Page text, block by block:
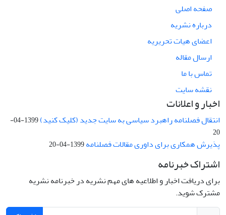
صفحه اصلی
درباره نشریه
اعضای هیات تحریریه
ارسال مقاله
تماس با ما
نقشه سایت
اخبار و اعلانات
انتقال فصلنامه راهبرد سیاسی به سایت جدید (کلیک کنید)
1399-04-
20
پذیرش همکاری برای داوری مقالات فصلنامه1399-04-20
اشتراک خبرنامه
برای دریافت اخبار و اطلاعیه های مهم نشریه در خبرنامه نشریه
مشترک شوید.